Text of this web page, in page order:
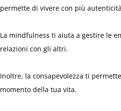
permette di vivere con più
La mindfulness ti aiuta a gestire le
relazioni con gli altri.
Inoltre, la consapevolezza ti
momento della tua vita.